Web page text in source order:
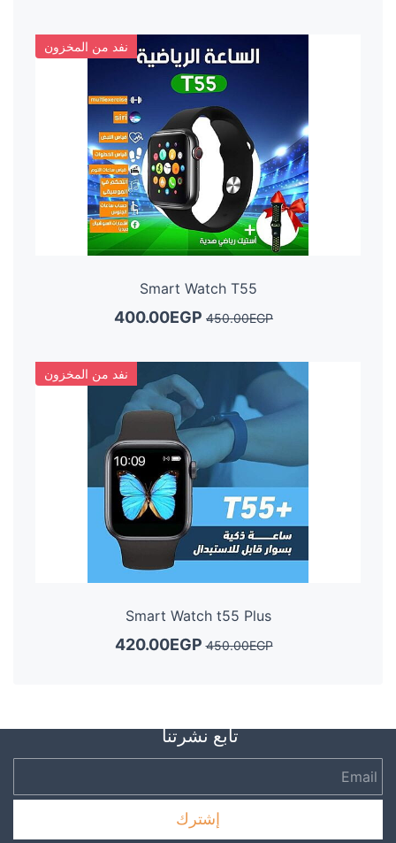
نفد من المخزون
Smart Watch T55
400.00EGP 450.00EGP
نفد من المخزون
Smart Watch t55 Plus
420.00EGP450.00EGP
تابع نشرتنا
إشترك